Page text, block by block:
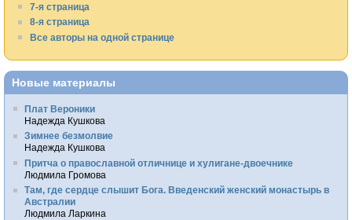
7-я страница
8-я страница
Все авторы на одной странице
Новые материалы
Плат Вероники
Надежда Кушкова
Зимнее безмолвие
Надежда Кушкова
Притча о православной отличнице и хулигане-двоечнике
Людмила Громова
Там, где сердце слышит Бога. Введенский женский монастырь в
Австралии
Людмила Ларкина